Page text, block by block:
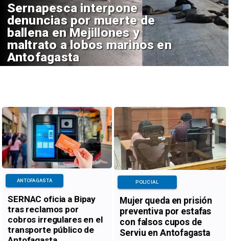
Sernapesca interpone
denuncias por muerte de
ballena en Mejillones y
maltrato a lobos marinos en
Antofagasta
SERNAC oficia a Bipay
tras reclamos por
cobros irregulares en el
transporte público de
ANTOFAGASTA
Mujer queda en prisión
preventiva por estafas
con falsos cupos de
Serviu en Antofagasta
POLICIAL